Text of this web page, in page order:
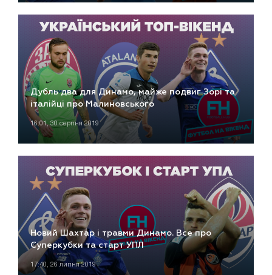
Дубль два для Динамо, майже подвиг Зорі та
італійці про Малиновського
16:01, 30 серпня 2019
Новий Шахтар і травми Динамо. Все про
Суперкубки та старт УПЛ
17:40, 26 липня 2019